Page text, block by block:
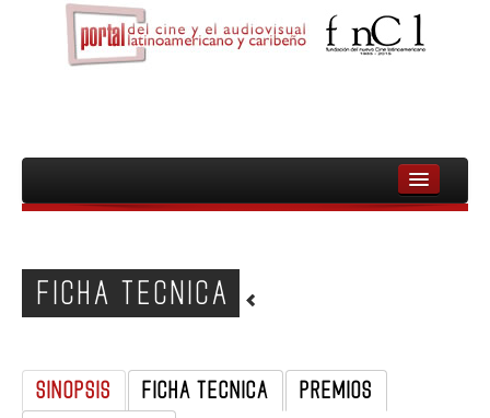
INICIO
PELICULAS
DOCUMENTALES
FICHA TECNICA
SINOPSIS FICHA TECNICA
PREMIOS